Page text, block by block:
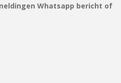
Whatsapp bericht of